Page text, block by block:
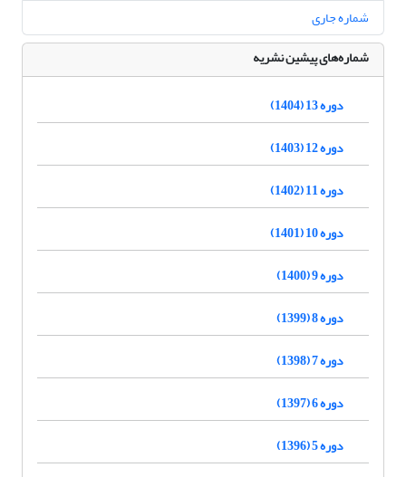
شماره جاری
شماره‌های پیشین نشریه
دوره 13 (1404)
دوره 12 (1403)
دوره 11 (1402)
دوره 10 (1401)
دوره 9 (1400)
دوره 8 (1399)
دوره 7 (1398)
دوره 6 (1397)
دوره 5 (1396)